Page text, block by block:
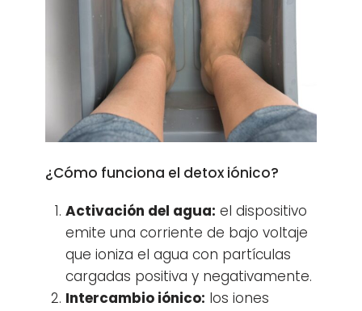
¿Cómo funciona el detox iónico?
Activación del agua: el dispositivo
emite una corriente de bajo voltaje
que ioniza el agua con partículas
cargadas positiva y negativamente.
Intercambio iónico: los iones